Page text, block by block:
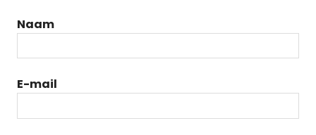
Naam
E-mail